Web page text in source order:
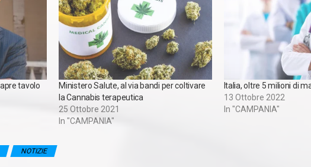
tavolo
Ministero Salute, al via bandi per coltivare
la Cannabis terapeutica
25 Ottobre 2021
In "CAMPANIA"
Italia, oltre 5 milioni di
13 Ottobre 2022
In "CAMPANIA"
NOTIZIE